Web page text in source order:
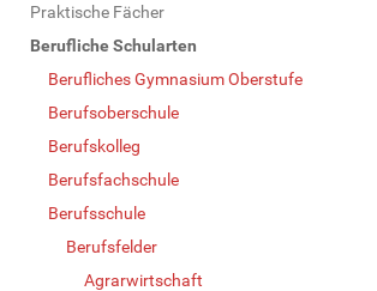
Praktische Fächer
Berufliche Schularten
Berufliches Gymnasium Oberstufe
Berufsoberschule
Berufskolleg
Berufsfachschule
Berufsschule
Berufsfelder
Agrarwirtschaft